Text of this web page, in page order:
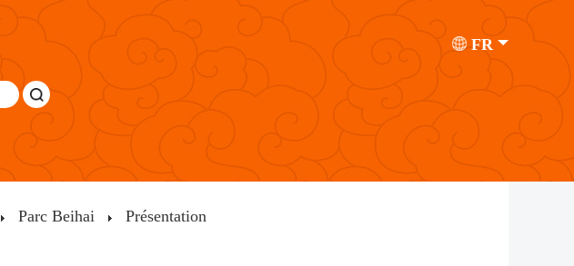
FR
Parc Beihai Présentation